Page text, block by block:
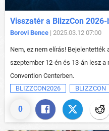
0
Visszatér a BlizzCon 2026-
Borovi Bence | 2025.03.12 07:00
Nem, ez nem elírás! Bejelentették
szeptember 12-én és 13-án lesz
Convention Centerben.
BLIZZCON2026
BLIZZCON